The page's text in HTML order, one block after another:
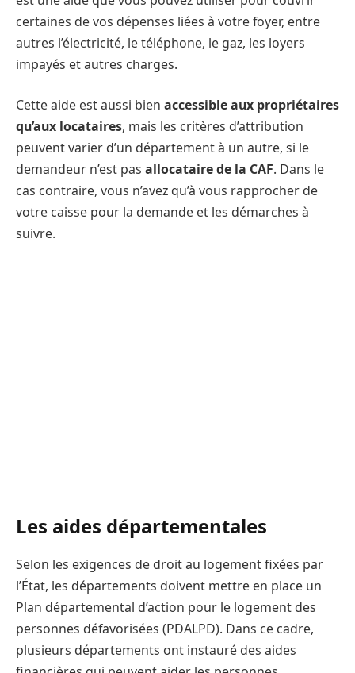
certaines de vos dépenses liées à votre foyer, entre
autres l’électricité, le téléphone, le gaz, les loyers
impayés et autres charges.
Cette aide est aussi bien accessible aux propriétaires
qu’aux locataires, mais les critères d’attribution
peuvent varier d’un département à un autre, si le
demandeur n’est pas allocataire de la CAF. Dans le
cas contraire, vous n’avez qu’à vous rapprocher de
votre caisse pour la demande et les démarches à
suivre.
Les aides départementales
Selon les exigences de droit au logement fixées par
l’État, les départements doivent mettre en place un
Plan départemental d’action pour le logement des
personnes défavorisées (PDALPD). Dans ce cadre,
plusieurs départements ont instauré des aides